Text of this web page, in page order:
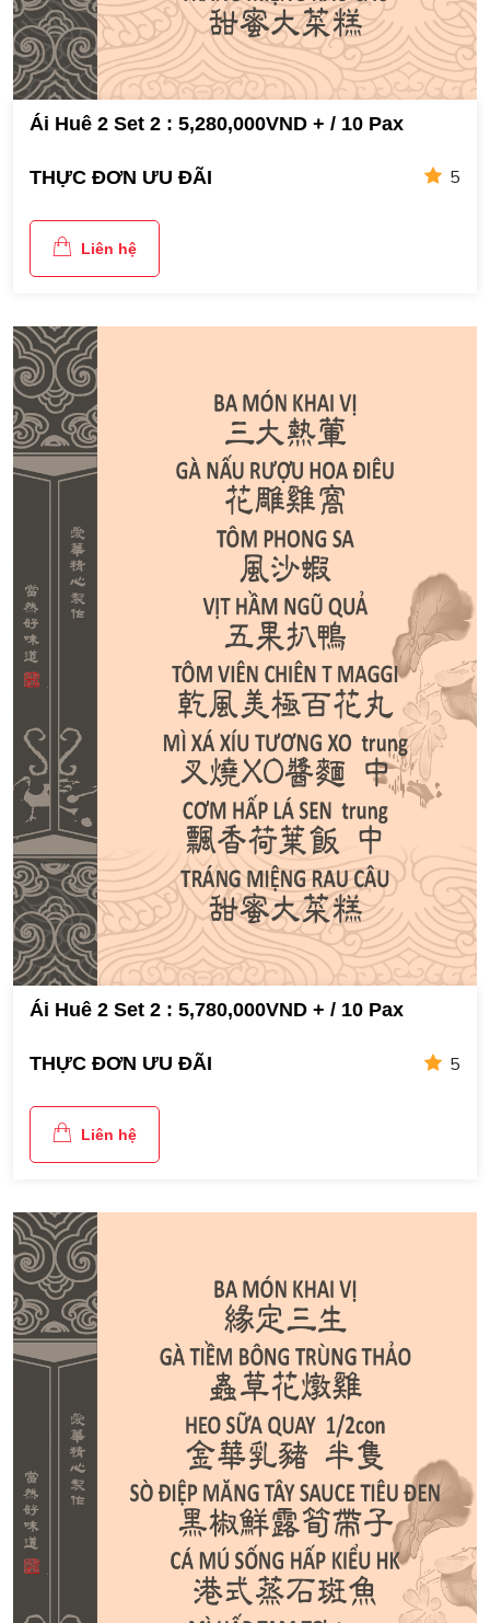
Ái Huê 2 Set 2 : 5,280,000VND + / 10 Pax
THỰC ĐƠN ƯU ĐÃI 5
Liên hệ
Ái Huê 2 Set 2 : 5,780,000VND + / 10 Pax
THỰC ĐƠN ƯU ĐÃI 5
Liên hệ